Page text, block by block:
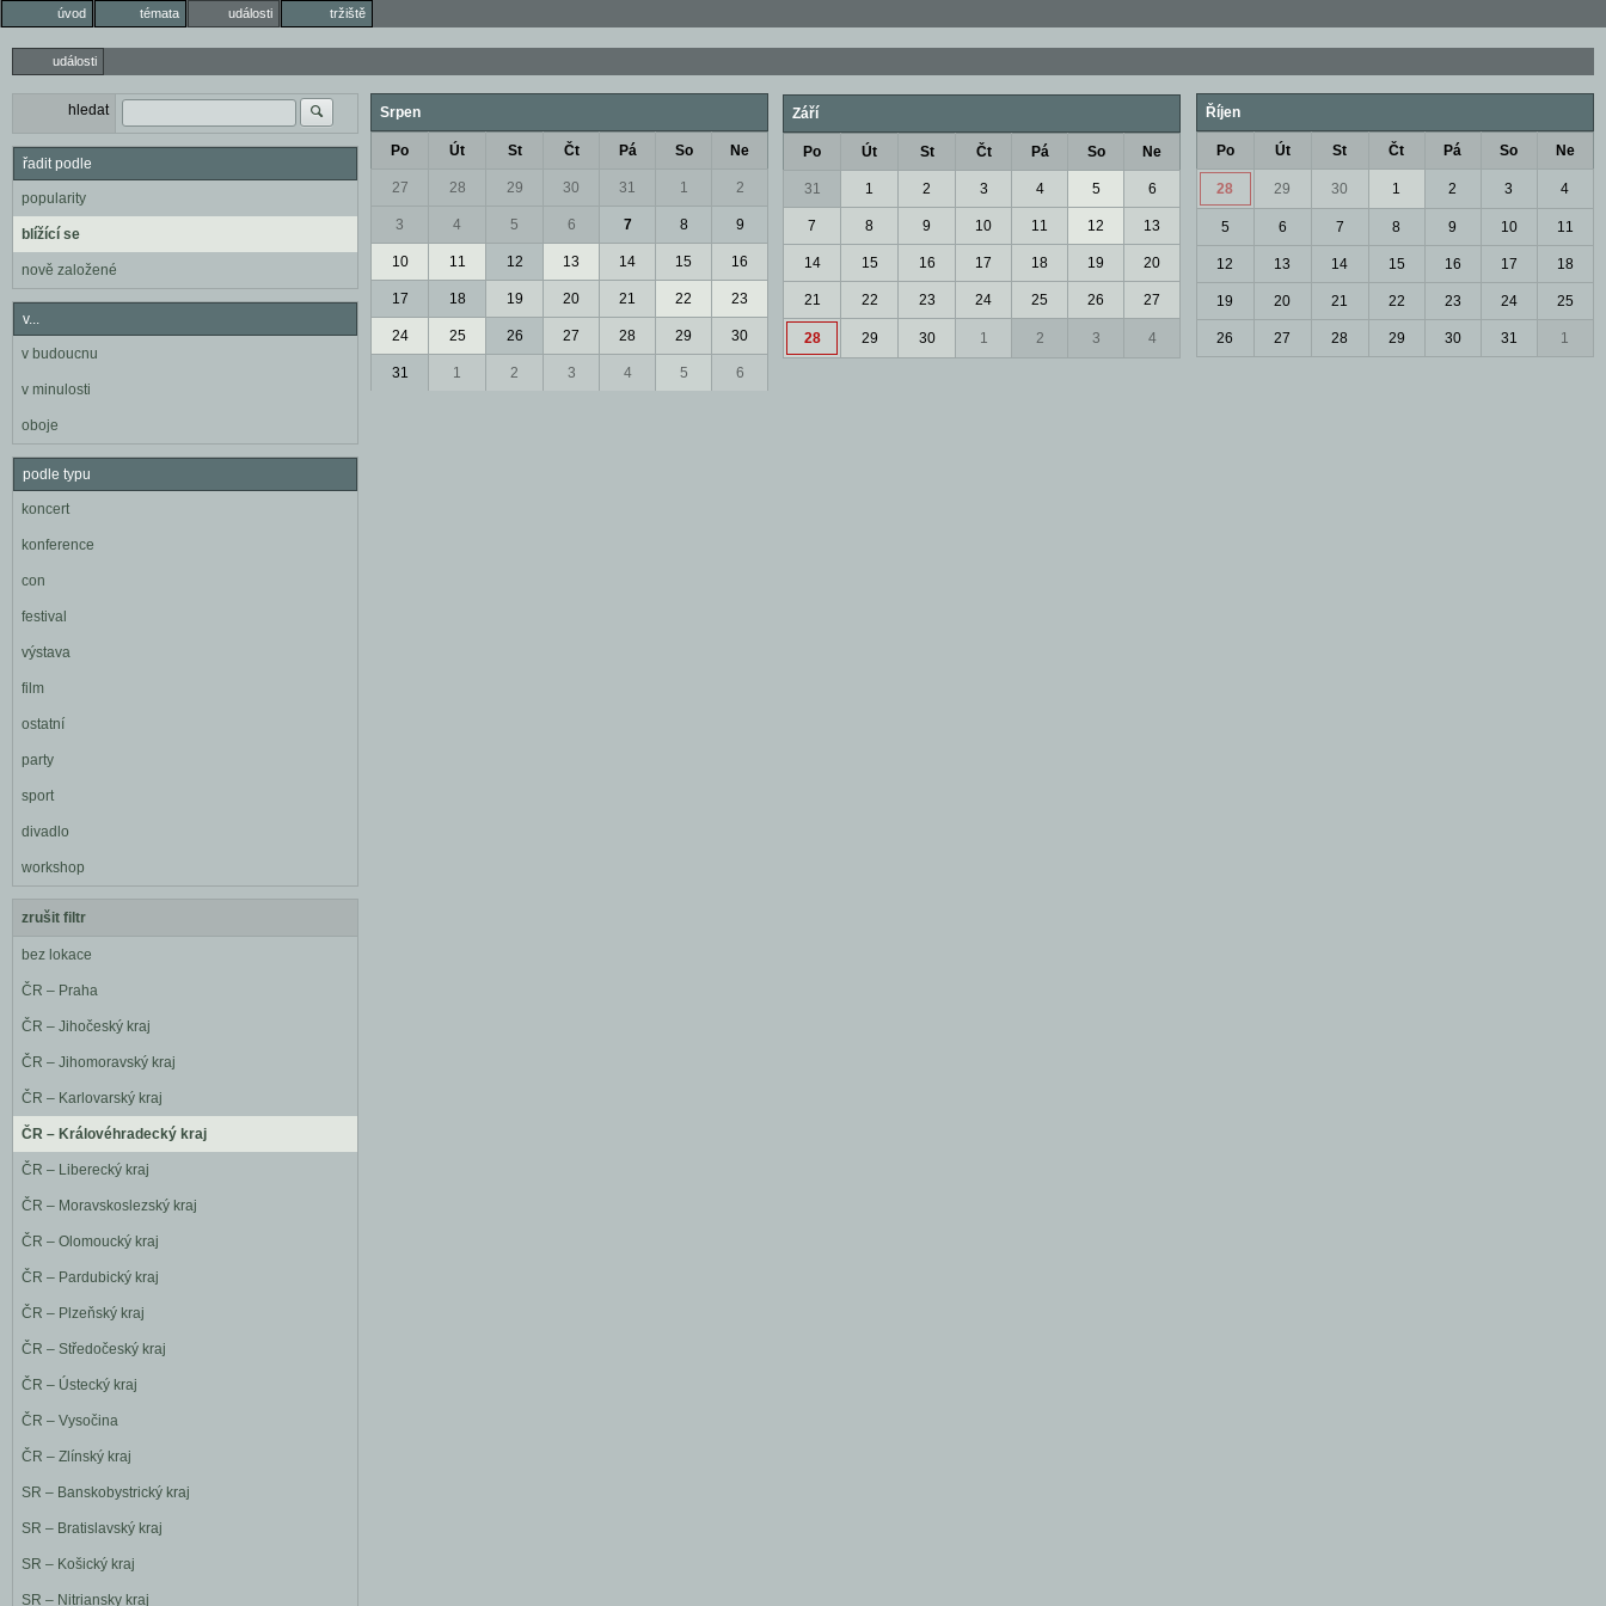
úvod témata události tržiště
události
hledat
řadit podle
popularity
blížící se
nově založené
v...
v budoucnu
v minulosti
oboje
podle typu
koncert
konference
con
festival
výstava
film
ostatní
party
sport
divadlo
workshop
zrušit filtr
bez lokace
ČR – Praha
ČR – Jihočeský kraj
ČR – Jihomoravský kraj
ČR – Karlovarský kraj
ČR – Královéhradecký kraj
ČR – Liberecký kraj
ČR – Moravskoslezský kraj
ČR – Olomoucký kraj
ČR – Pardubický kraj
ČR – Plzeňský kraj
ČR – Středočeský kraj
ČR – Ústecký kraj
ČR – Vysočina
ČR – Zlínský kraj
SR – Banskobystrický kraj
SR – Bratislavský kraj
SR – Košický kraj
SR – Nitriansky kraj
Srpen
Po Út St Čt Pá So Ne
27 28 29 30 31 1 2
3 4 5 6 7 8 9
10 11 12 13 14 15 16
17 18 19 20 21 22 23
24 25 26 27 28 29 30
31 1 2 3 4 5 6
Září
Po Út St Čt Pá So Ne
31 1 2 3 4 5 6
7 8 9 10 11 12 13
14 15 16 17 18 19 20
21 22 23 24 25 26 27
28 29 30 1 2 3 4
Říjen
Po Út St Čt Pá So Ne
28 29 30 1 2 3 4
5 6 7 8 9 10 11
12 13 14 15 16 17 18
19 20 21 22 23 24 25
26 27 28 29 30 31 1